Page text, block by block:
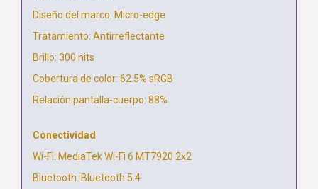
Diseño del marco: Micro-edge
Tratamiento: Antirreflectante
Brillo: 300 nits
Cobertura de color: 62.5% sRGB
Relación pantalla-cuerpo: 88%
Conectividad
Wi-Fi: MediaTek Wi-Fi 6 MT7920 2x2
Bluetooth: Bluetooth 5.4